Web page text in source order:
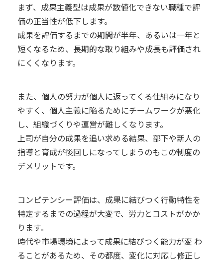
まず、成果主義型は成果が数値化できない職種で評
価の正当性が低下します。
成果を評価するまでの期間が半年、あるいは一年と
短くなるため、長期的な取り組みや成長も評価され
にくくなります。
また、個人の努力が個人に返ってくる仕組みになり
やすく、個人主義に陥るためにチームワークが悪化
し、組織づくりや運営が難しくなります。
上司が自分の成果を追い求める結果、部下や新人の
指導と育成が後回しになってしまうのもこの制度の
デメリットです。
コンピテンシー評価は、成果に結びつく行動特性を
特定するまでの過程が大変で、労力とコストがかか
ります。
時代や市場環境によって成果に結びつく能力が変 わ
ることがあるため、その都度、変化に対応し修正し